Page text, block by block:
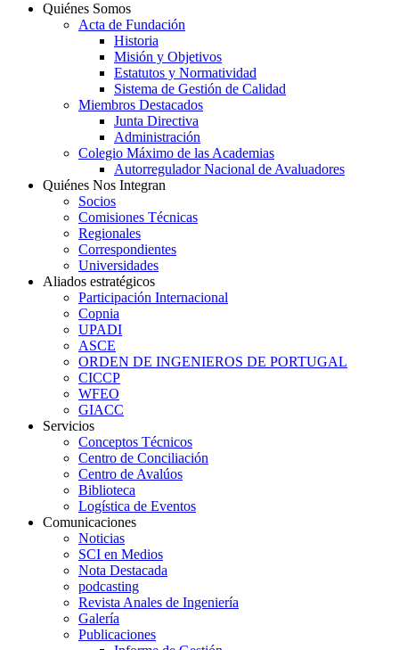
Quiénes Somos
Acta de Fundación
Historia
Misión y Objetivos
Estatutos y Normatividad
Sistema de Gestión de Calidad
Miembros Destacados
Junta Directiva
Administración
Colegio Máximo de las Academias
Autorregulador Nacional de Avaluadores
Quiénes Nos Integran
Socios
Comisiones Técnicas
Regionales
Correspondientes
Universidades
Aliados estratégicos
Participación Internacional
Copnia
UPADI
ASCE
ORDEN DE INGENIEROS DE PORTUGAL
CICCP
WFEO
GIACC
Servicios
Conceptos Técnicos
Centro de Conciliación
Centro de Avalúos
Biblioteca
Logística de Eventos
Comunicaciones
Noticias
SCI en Medios
Nota Destacada
podcasting
Revista Anales de Ingeniería
Galería
Publicaciones